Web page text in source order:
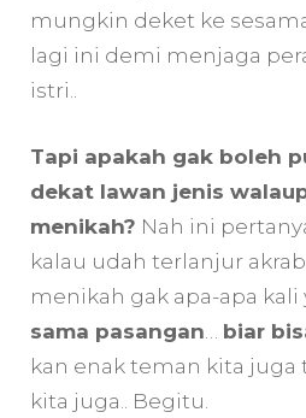
mungkin deket ke
lagi ini demi menjaga
istri..
Tapi apakah gak boleh
dekat lawan jenis
menikah? Nah ini
kalau udah terlanjur
menikah gak apa-apa kali
sama pasangan
biar
kan enak teman kita juga
kita juga.. Begitu.